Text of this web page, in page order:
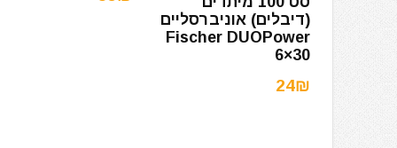
(דיבלים) אוניברסליים
Fischer DUOPower
6×30
24₪